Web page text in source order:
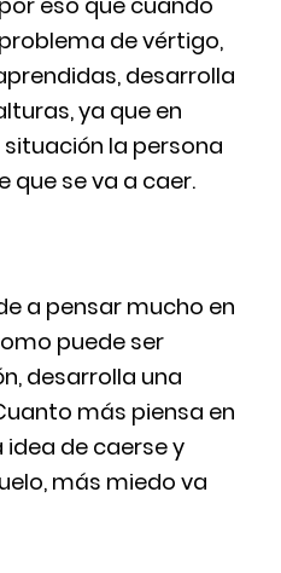
de vértigo,
desarrolla
ya que en
la persona
que se va a caer.
a pensar mucho en
puede ser
desarrolla una
más piensa en
idea de caerse y
más miedo va